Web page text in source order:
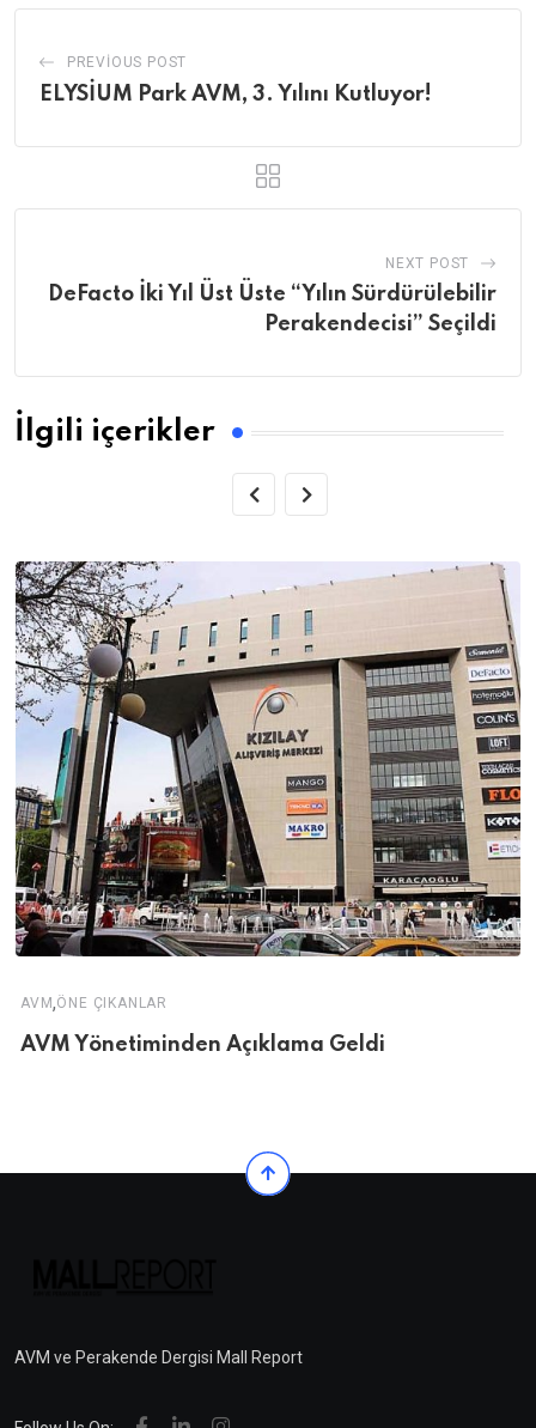
PREVIOUS POST
ELYSİUM Park AVM, 3. Yılını Kutluyor!
NEXT POST
DeFacto İki Yıl Üst Üste “Yılın Sürdürülebilir
Perakendecisi” Seçildi
İlgili içerikler
AVM,ÖNE ÇIKANLAR
AVM Yönetiminden Açıklama Geldi
AVM ve Perakende Dergisi Mall Report